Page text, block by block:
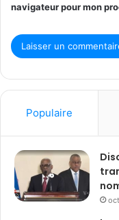
navigateur pour mon
Populaire